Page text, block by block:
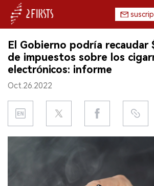
INICIO
EMPRESA
PRODUCTO
REGULACIÓN
El Gobierno podría recaudar
de impuestos sobre los
electrónicos: informe
Oct.26.2022